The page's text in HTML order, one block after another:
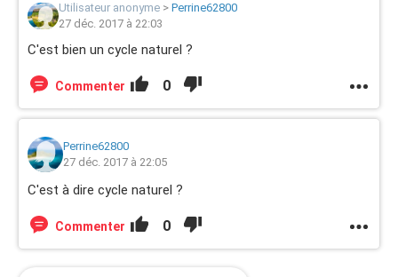
Utilisateur anonyme > Perrine62800
27 déc. 2017 à 22:03
C'est bien un cycle naturel ?
Commenter 0
Perrine62800
27 déc. 2017 à 22:05
C'est à dire cycle naturel ?
Commenter 0